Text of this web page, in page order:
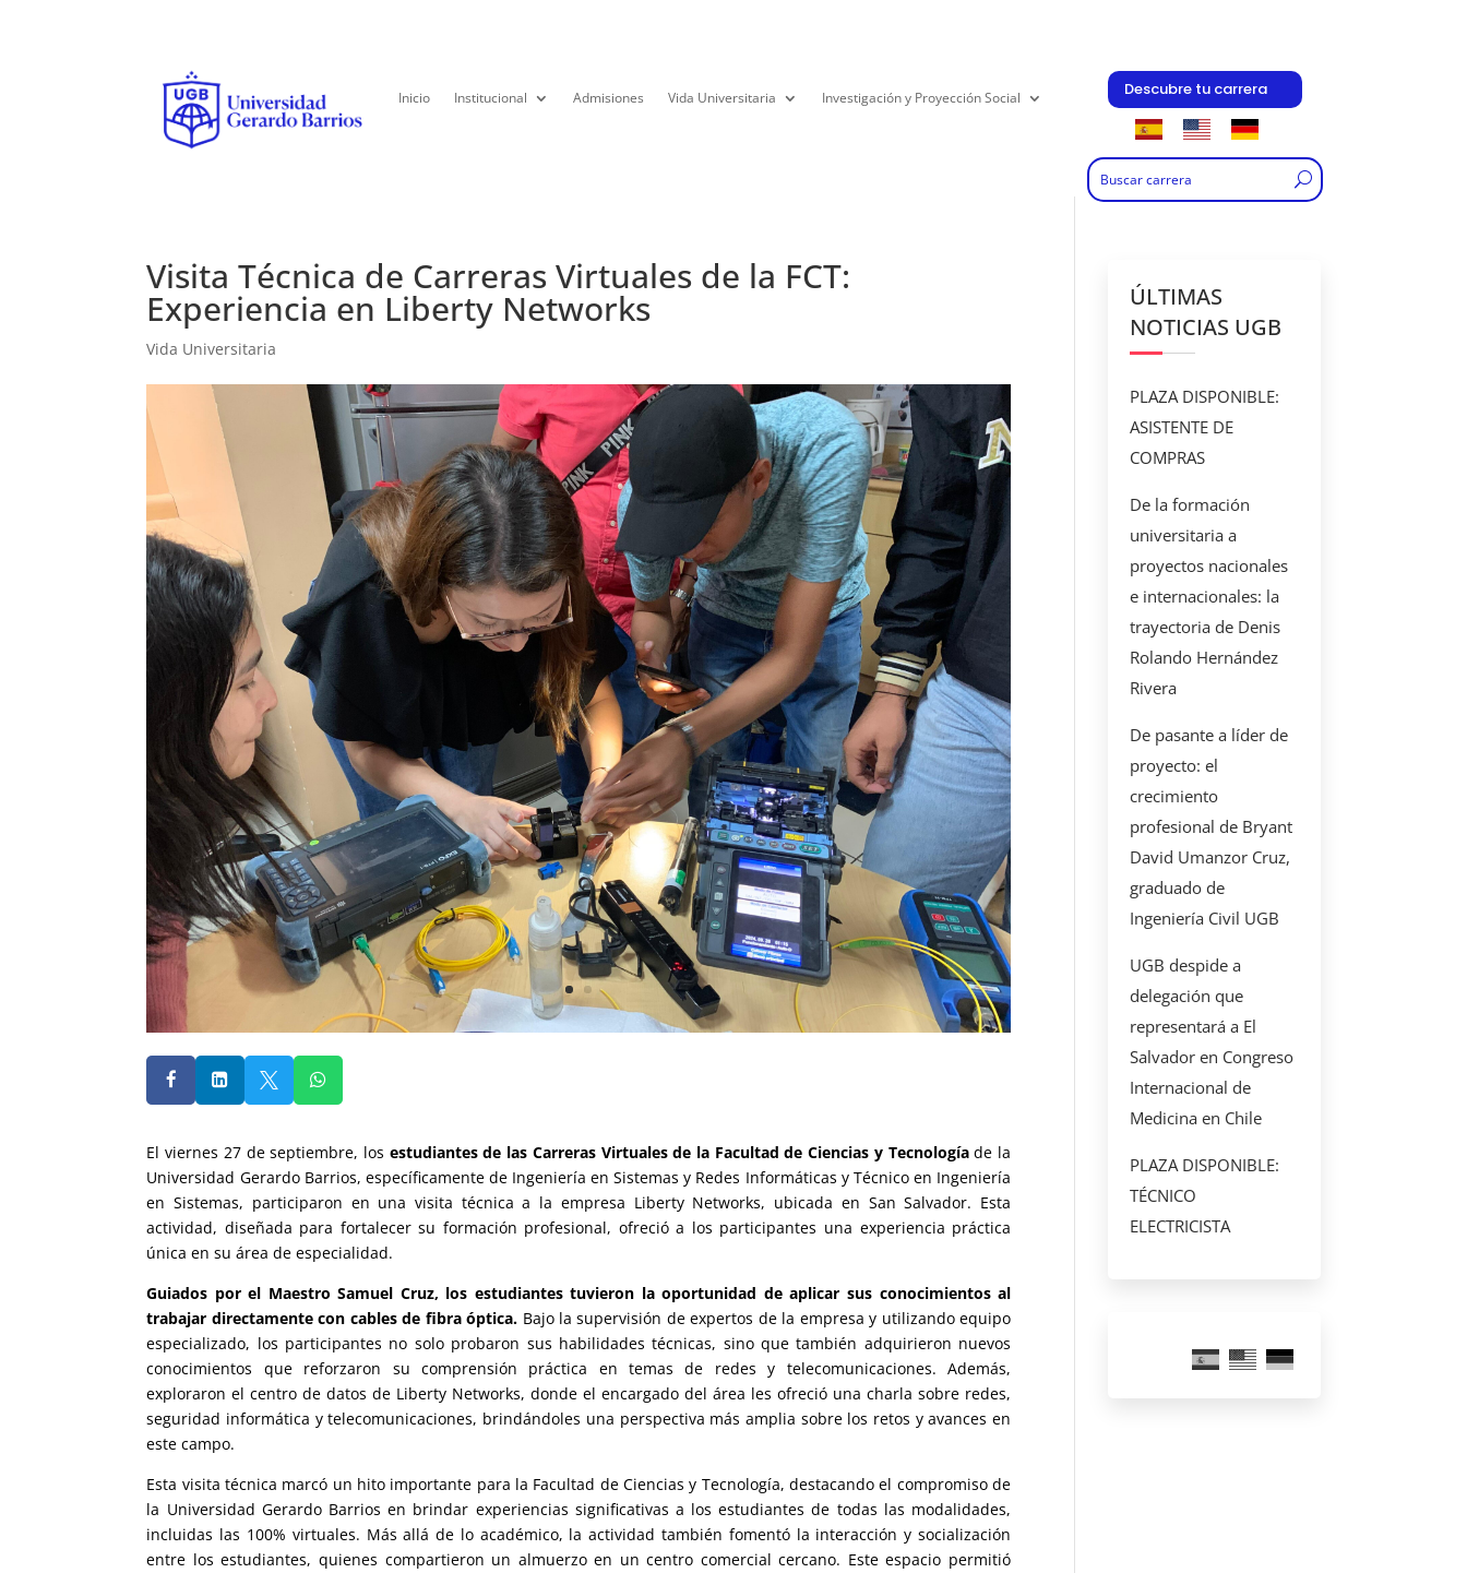
Inicio Institucional Admisiones Vida Universitaria Investigación y Proyección Social Descubre tu carrera
Visita Técnica de Carreras Virtuales de la FCT:
Experiencia en Liberty Networks
Vida Universitaria
   
El viernes 27 de septiembre, los estudiantes de las Carreras Virtuales de la Facultad de Ciencias y Tecnologíade la
Universidad Gerardo Barrios, específicamente de Ingeniería en Sistemas y Redes Informáticas y Técnico en Ingeniería
en Sistemas, participaron en una visita técnica a la empresa Liberty Networks, ubicada en San Salvador. Esta
actividad, diseñada para fortalecer su formación profesional, ofreció a los participantes una experiencia práctica
única en su área de especialidad.
Guiados por el Maestro Samuel Cruz, los estudiantes tuvieron la oportunidad de aplicar sus conocimientos al
trabajar directamente con cables de fibra óptica. Bajo la supervisión de expertos de la empresa y utilizando equipo
especializado, los participantes no solo probaron sus habilidades técnicas, sino que también adquirieron nuevos
conocimientos que reforzaron su comprensión práctica en temas de redes y telecomunicaciones. Además,
exploraron el centro de datos de Liberty Networks, donde el encargado del área les ofreció una charla sobre redes,
seguridad informática y telecomunicaciones, brindándoles una perspectiva más amplia sobre los retos y avances en
este campo.
Esta visita técnica marcó un hito importante para la Facultad de Ciencias y Tecnología, destacando el compromiso de
la Universidad Gerardo Barrios en brindar experiencias significativas a los estudiantes de todas las modalidades,
incluidas las 100% virtuales. Más allá de lo académico, la actividad también fomentó la interacción y socialización
entre los estudiantes, quienes compartieron un almuerzo en un centro comercial cercano. Este espacio permitió
ÚLTIMAS
NOTICIAS UGB
PLAZA DISPONIBLE:
ASISTENTE DE
COMPRAS
De la formación
universitaria a
proyectos nacionales
e internacionales: la
trayectoria de Denis
Rolando Hernández
Rivera
De pasante a líder de
proyecto: el
crecimiento
profesional de Bryant
David Umanzor Cruz,
graduado de
Ingeniería Civil UGB
UGB despide a
delegación que
representará a El
Salvador en Congreso
Internacional de
Medicina en Chile
PLAZA DISPONIBLE:
TÉCNICO
ELECTRICISTA